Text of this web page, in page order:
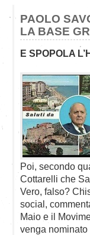
PAOLO
LA BASE
E SPOPOLA
Poi, secondo
Cottarelli che
Vero, falso?
social,
Maio e il
venga